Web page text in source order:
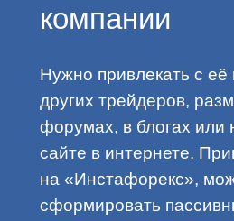
компании
Нужно привлекать с
других трейдеров,
форумах, в блогах или
сайте в интернете.
на «Инстафорекс»,
сформировать